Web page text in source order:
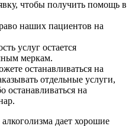
чтобы получить помощь в
наших пациентов на
услуг остается
меркам.
останавливаться на
отдельные услуги,
останавливаться на
дает хорошие